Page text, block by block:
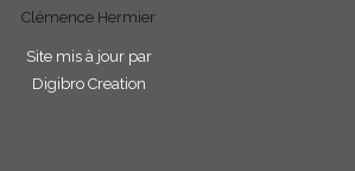
Clémence Hermier
Site mis à jour par
Digibro Creation